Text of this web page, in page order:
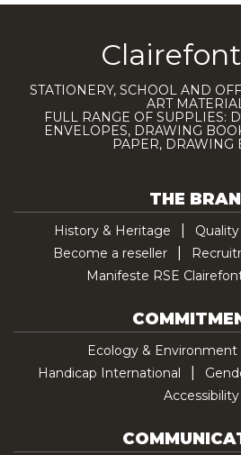
STATIONERY, SCHOOL AND
ART
FULL RANGE OF SUPPLIES:
ENVELOPES, DRAWING
PAPER, DRAWING
THE
History & Heritage Quality
Become a reseller
Manifeste RSE
Ecology & Environment
Handicap International
Accessibility